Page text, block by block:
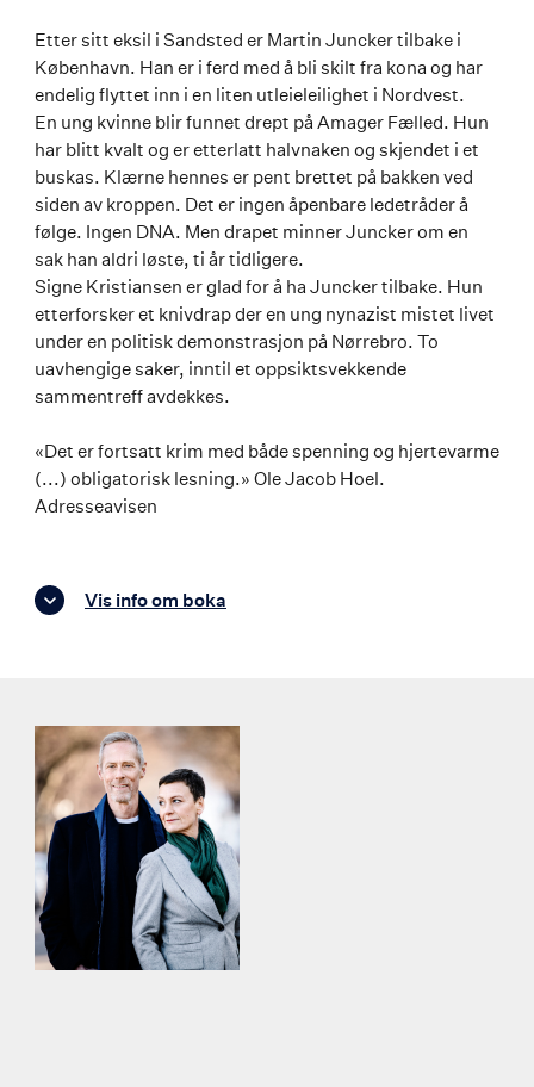
Etter sitt eksil i Sandsted er Martin Juncker tilbake i
København. Han er i ferd med å bli skilt fra kona og har
endelig flyttet inn i en liten utleieleilighet i Nordvest.
En ung kvinne blir funnet drept på Amager Fælled. Hun
har blitt kvalt og er etterlatt halvnaken og skjendet i et
buskas. Klærne hennes er pent brettet på bakken ved
siden av kroppen. Det er ingen åpenbare ledetråder å
følge. Ingen DNA. Men drapet minner Juncker om en
sak han aldri løste, ti år tidligere.
Signe Kristiansen er glad for å ha Juncker tilbake. Hun
etterforsker et knivdrap der en ung nynazist mistet livet
under en politisk demonstrasjon på Nørrebro. To
uavhengige saker, inntil et oppsiktsvekkende
sammentreff avdekkes.
«Det er fortsatt krim med både spenning og hjertevarme
(...) obligatorisk lesning.» Ole Jacob Hoel.
Adresseavisen
Vis info om boka